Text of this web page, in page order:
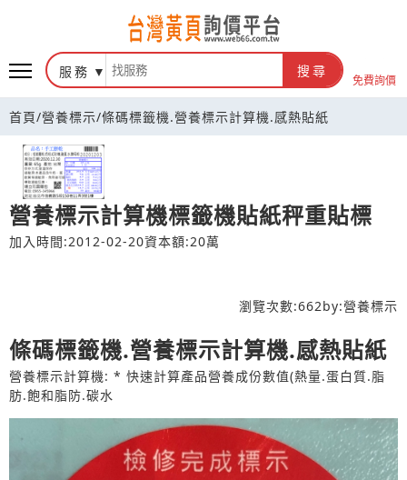
台灣黃頁詢價平台
服務 搜尋
免費詢價
首頁/營養標示/條碼標籤機.營養標示計算機.感熱貼紙
營養標示計算機標籤機貼紙秤重貼標
加入時間:2012-02-20資本額:20萬
瀏覽次數:662by:營養標示
條碼標籤機.營養標示計算機.感熱貼紙
營養標示計算機: * 快速計算產品營養成份數值(熱量.蛋白質.脂
肪.飽和脂防.碳水